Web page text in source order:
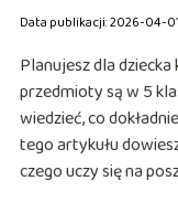
Data publikacji: 2026-04-01
Planujesz dla
przedmioty są w 5
wiedzieć, co
tego artykułu
czego uczy się na